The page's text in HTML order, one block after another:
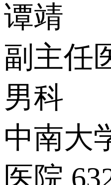
谭靖
副主任
男科
中南大
医院